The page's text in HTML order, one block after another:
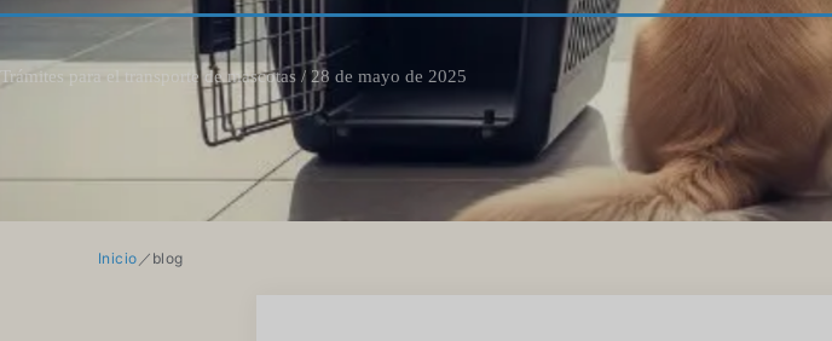
Trámites para el transporte de mascotas / 28 de mayo de 2025
Inicio ／ blog